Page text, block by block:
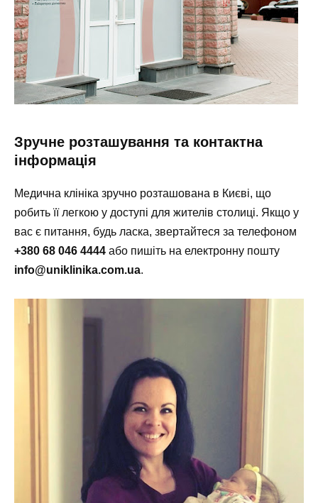
Зручне розташування та контактна
інформація
Медична клініка зручно розташована в Києві, що
робить її легкою у доступі для жителів столиці. Якщо у
вас є питання, будь ласка, звертайтеся за телефоном
+380 68 046 4444 або пишіть на електронну пошту
info@uniklinika.com.ua.